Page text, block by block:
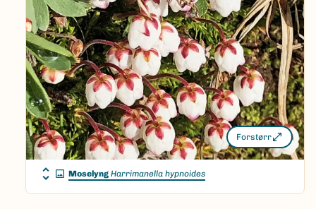
Forstørr
Moselyng Harrimanella hypnoides